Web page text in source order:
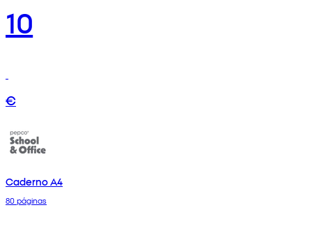
10
€
Caderno A4
80 páginas